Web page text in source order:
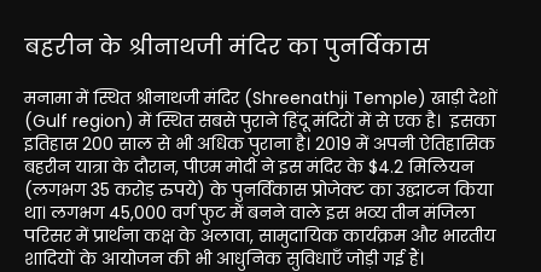
बहरीन के श्रीनाथजी मंदिर का पुनर्विकास
मनामा में स्थित श्रीनाथजी मंदिर (Shreenathji Temple) खाड़ी देशों
(Gulf region) में स्थित सबसे पुराने हिंदू मंदिरों में से एक है। इसका
इतिहास 200 साल से भी अधिक पुराना है। 2019 में अपनी ऐतिहासिक
बहरीन यात्रा के दौरान, पीएम मोदी ने इस मंदिर के $4.2 मिलियन
(लगभग 35 करोड़ रुपये) के पुनर्विकास प्रोजेक्ट का उद्घाटन किया
था। लगभग 45,000 वर्ग फुट में बनने वाले इस भव्य तीन मंजिला
परिसर में प्रार्थना कक्ष के अलावा, सामुदायिक कार्यक्रम और भारतीय
शादियों के आयोजन की भी आधुनिक सुविधाएँ जोड़ी गई हैं।